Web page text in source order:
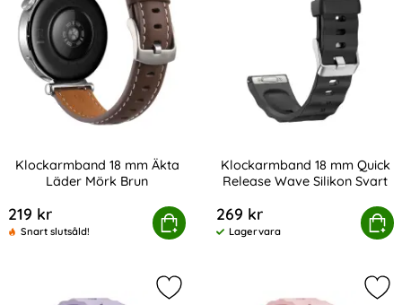
Klockarmband 18 mm Äkta
Läder Mörk Brun
219 kr
Snart slutsåld!
Köp
Klockarmband 18 mm Äkta Läder Mörk Brun
Klockarmband 18 mm Quick
Release Wave Silikon Svart
269 kr
Tillgänglighet:
Lagervara
Köp
Klockarmband 18 mm Quick
Markera klockarmband 18 mm